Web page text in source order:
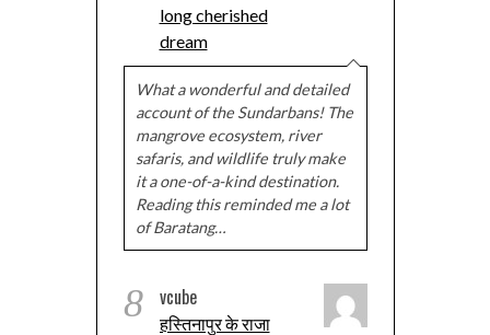
long cherished
dream
What a wonderful and detailed
account of the Sundarbans! The
mangrove ecosystem, river
safaris, and wildlife truly make
it a one-of-a-kind destination.
Reading this reminded me a lot
of Baratang…
8 vcube
हस्तिनापुर के राजा